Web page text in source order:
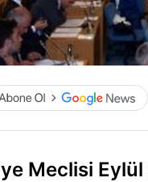
Meclisi Eylül